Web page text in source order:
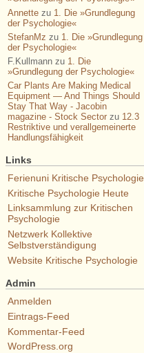
Annettezu 1. Die »Grundlegung
der Psychologie«
StefanMz zu 1. Die »Grundlegung
der Psychologie«
F.Kullmannzu 1. Die
»Grundlegung der Psychologie«
Car Plants Are Making Medical
Equipment — And Things Should
Stay That Way - Jacobin
magazine - Stock Sectorzu 12.3
Restriktive und verallgemeinerte
Handlungsfähigkeit
Links
Ferienuni Kritische Psychologie
Kritische Psychologie Heute
Linksammlung zur Kritischen
Psychologie
Netzwerk Kollektive
Selbstverständigung
Website Kritische Psychologie
Admin
Anmelden
Eintrags-Feed
Kommentar-Feed
WordPress.org